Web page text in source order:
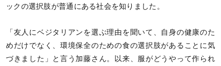
ックの選択肢が普通にある社会を知りました。
「友人にベジタリアンを選ぶ理由を聞いて、自身の健康のた
めだけでなく、環境保全のための食の選択肢があることに気
づきました」と言う加藤さん。以来、服がどうやって作られ